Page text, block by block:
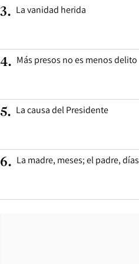
3. La vanidad herida
4. Más presos no es menos delito
5. La causa del Presidente
6. La madre, meses; el padre, días